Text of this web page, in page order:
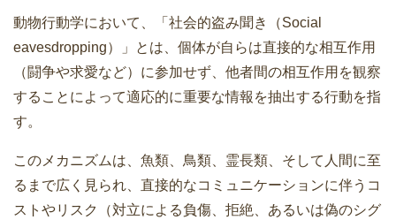
動物行動学において、「社会的盗み聞き（Social
eavesdropping）」とは、個体が自らは直接的な相互作用
（闘争や求愛など）に参加せず、他者間の相互作用を観察
することによって適応的に重要な情報を抽出する行動を指
す。
このメカニズムは、魚類、鳥類、霊長類、そして人間に至
るまで広く見られ、直接的なコミュニケーションに伴うコ
ストやリスク（対立による負傷、拒絶、あるいは偽のシグ